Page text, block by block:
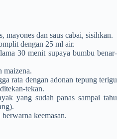
mayones dan saus cabai, sisihkan.
dengan 25 ml air.
30 menit supaya bumbu benar-
maizena.
rata dengan adonan tepung terigu
tekan.
yang sudah panas sampai tahu
keemasan.